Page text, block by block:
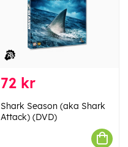
72 kr
Shark Season (aka Shark
Attack) (DVD)